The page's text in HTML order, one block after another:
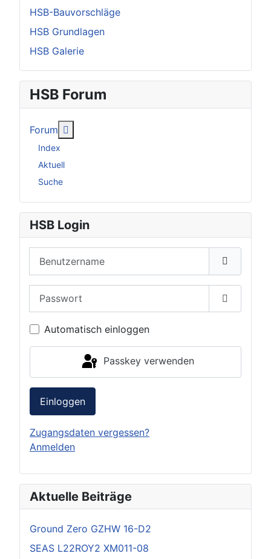
HSB-Bauvorschläge
HSB Grundlagen
HSB Galerie
HSB Forum
Forum
Index
Aktuell
Suche
HSB Login
Passwort
Automatisch einloggen
Passkey verwenden
Einloggen
Zugangsdaten vergessen?
Anmelden
Aktuelle Beiträge
Ground Zero GZHW 16-D2
SEAS L22ROY2 XM011-08